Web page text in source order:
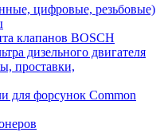
цифровые, резьбовые)
клапанов BOSCH
дизельного двигателя
проставки,
для форсунок Common